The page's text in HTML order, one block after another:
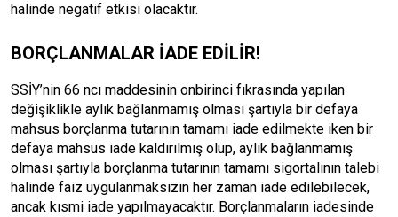
halinde negatif etkisi olacaktır.
BORÇLANMALAR İADE EDİLİR!
SSİY’nin 66 ncı maddesinin onbirinci fıkrasında yapılan
değişiklikle aylık bağlanmamış olması şartıyla bir defaya
mahsus borçlanma tutarının tamamı iade edilmekte iken bir
defaya mahsus iade kaldırılmış olup, aylık bağlanmamış
olması şartıyla borçlanma tutarının tamamı sigortalının talebi
halinde faiz uygulanmaksızın her zaman iade edilebilecek,
ancak kısmi iade yapılmayacaktır. Borçlanmaların iadesinde